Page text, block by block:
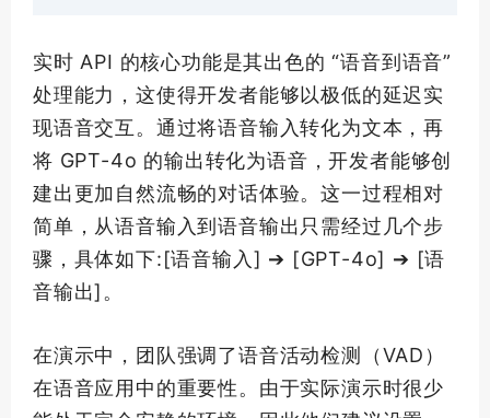
实时 API 的核心功能是其出色的 “语音到语音”
处理能力，这使得开发者能够以极低的延迟实
现语音交互。通过将语音输入转化为文本，再
将 GPT-4o 的输出转化为语音，开发者能够创
建出更加自然流畅的对话体验。这一过程相对
简单，从语音输入到语音输出只需经过几个步
骤，具体如下:[语音输入] ➔ [GPT-4o] ➔ [语
音输出]。
在演示中，团队强调了语音活动检测（VAD）
在语音应用中的重要性。由于实际演示时很少